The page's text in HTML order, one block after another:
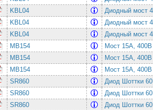
KBL04
Диодный мост
KBL04
Диодный мост
KBL04
Диодный мост
MB154
Мост 15А,
MB154
Мост 15А,
MB154
Мост 15А,
SR860
Диод Шоттки
SR860
Диод Шоттки
SR860
Диод Шоттки